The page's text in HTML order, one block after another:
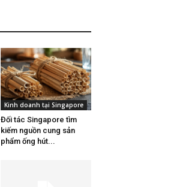
Kinh doanh tại Singapore
Đối tác Singapore tìm
kiếm nguồn cung sản
phẩm ống hút...